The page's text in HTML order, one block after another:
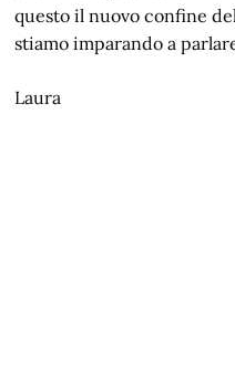
questo il nuovo confine
stiamo imparando a
Laura